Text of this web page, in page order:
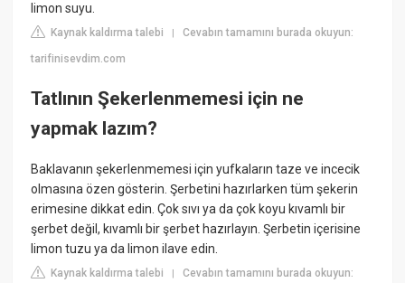
limon suyu.
Kaynak kaldırma talebi |Cevabın tamamını burada okuyun:
tarifinisevdim.com
Tatlının Şekerlenmemesi için ne
yapmak lazım?
Baklavanın şekerlenmemesi için yufkaların taze ve incecik
olmasına özen gösterin. Şerbetini hazırlarken tüm şekerin
erimesine dikkat edin. Çok sıvı ya da çok koyu kıvamlı bir
şerbet değil, kıvamlı bir şerbet hazırlayın. Şerbetin içerisine
limon tuzu ya da limon ilave edin.
Kaynak kaldırma talebi |Cevabın tamamını burada okuyun: